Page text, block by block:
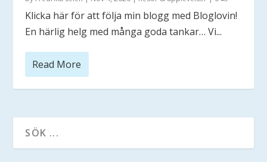
Klicka här för att följa min blogg med Bloglovin!
En härlig helg med många goda tankar… Vi...
Read More